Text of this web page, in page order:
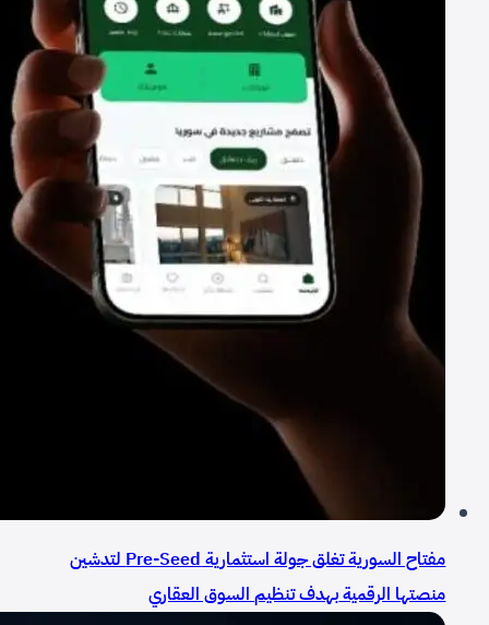
مفتاح السورية تغلق جولة استثمارية Pre-Seed لتدشين
منصتها الرقمية بهدف تنظيم السوق العقاري